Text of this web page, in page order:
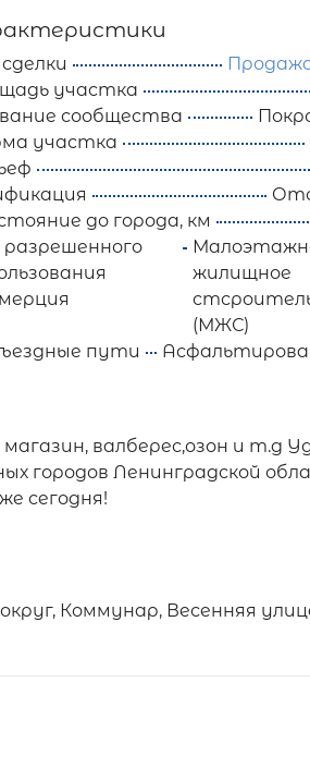
участка
сообщества
участка
до города, км
разрешенного
жилищное
(МЖС)
пути
валберес,озон и т.д
городов Ленинградской
сегодня!
Коммунар, Весенняя